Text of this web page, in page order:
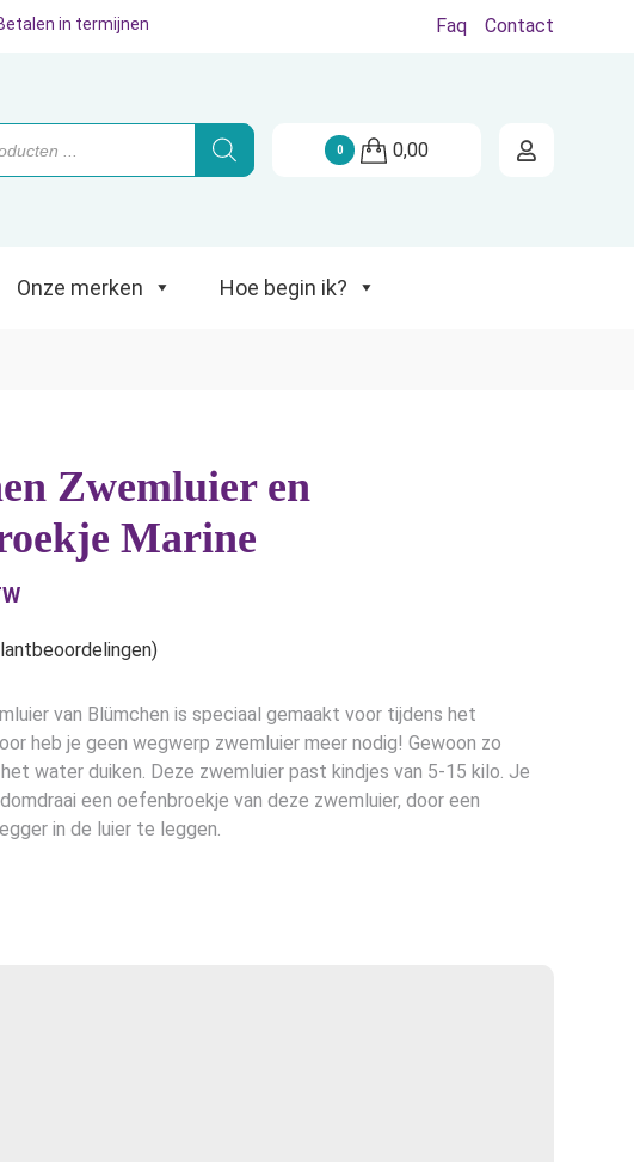
merken Hoe begin ik?
in termijnen Faq Contact
0 0,00
Onze merken Hoe begin ik?
Zwemluier en
Marine
van Blümchen is speciaal gemaakt voor tijdens het
heb je geen wegwerp zwemluier meer nodig! Gewoon zo
water duiken. Deze zwemluier past kindjes van 5-15 kilo. Je
een oefenbroekje van deze zwemluier, door een
in de luier te leggen.